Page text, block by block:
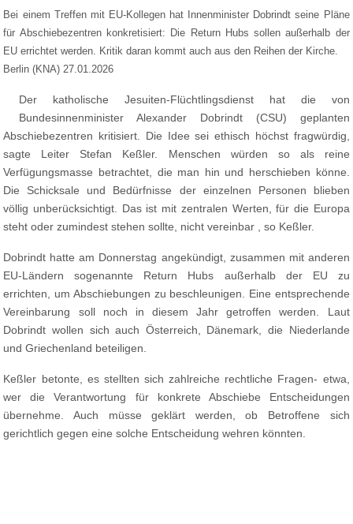
Bei einem Treffen mit EU-Kollegen hat Innenminister Dobrindt seine Pläne
für Abschiebezentren konkretisiert: Die Return Hubs sollen außerhalb der
EU errichtet werden. Kritik daran kommt auch aus den Reihen der Kirche.
Berlin (KNA) 27.01.2026
Der katholische Jesuiten-Flüchtlingsdienst hat die von
Bundesinnenminister Alexander Dobrindt (CSU) geplanten
Abschiebezentren kritisiert. Die Idee sei ethisch höchst fragwürdig,
sagte Leiter Stefan Keßler. Menschen würden so als reine
Verfügungsmasse betrachtet, die man hin und herschieben könne.
Die Schicksale und Bedürfnisse der einzelnen Personen blieben
völlig unberücksichtigt. Das ist mit zentralen Werten, für die Europa
steht oder zumindest stehen sollte, nicht vereinbar , so Keßler.
Dobrindt hatte am Donnerstag angekündigt, zusammen mit anderen
EU-Ländern sogenannte Return Hubs außerhalb der EU zu
errichten, um Abschiebungen zu beschleunigen. Eine entsprechende
Vereinbarung soll noch in diesem Jahr getroffen werden. Laut
Dobrindt wollen sich auch Österreich, Dänemark, die Niederlande
und Griechenland beteiligen.
Keßler betonte, es stellten sich zahlreiche rechtliche Fragen- etwa,
wer die Verantwortung für konkrete Abschiebe Entscheidungen
übernehme. Auch müsse geklärt werden, ob Betroffene sich
gerichtlich gegen eine solche Entscheidung wehren könnten.